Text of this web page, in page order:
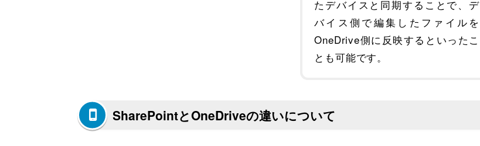
たデバイスと同期することで、デ
バイス側で編集したファイルを
OneDrive側に反映するといったこ
とも可能です。
SharePointとOneDriveの違いについて